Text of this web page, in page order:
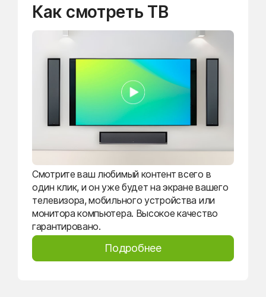
Как смотреть ТВ
Смотрите ваш любимый контент всего в
один клик, и он уже будет на экране вашего
телевизора, мобильного устройства или
монитора компьютера. Высокое качество
гарантировано.
Подробнее